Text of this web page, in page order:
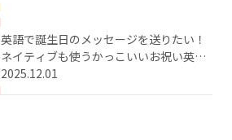
英語で誕生日のメッセージを送りたい！
ネイティブも使うかっこいいお祝い英語
をまとめてご紹介
2025.12.01